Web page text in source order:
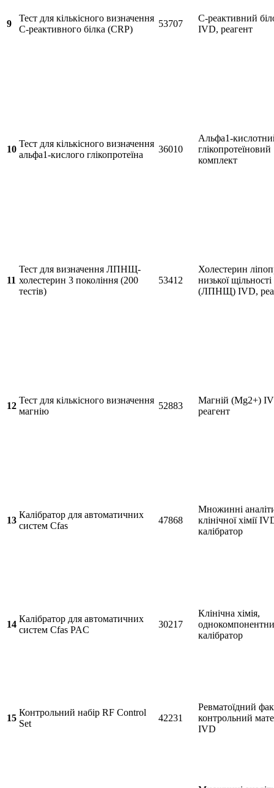
9
Тест для кількісного визначення
С-реактивного білка (CRP)
53707
C-реактивний
IVD, реагент
10
Тест для кількісного визначення
альфа1-кислого глікопротеїна
36010
Альфа1-
глікопротеїновий
комплект
11
Тест для визначення ЛПНЩ-
холестерин 3 покоління (200
тестів)
53412
Холестерин
низької щільності
(ЛПНЩ) IVD,
12
Тест для кількісного визначення
магнію
52883
Магній (Mg2+)
реагент
13
Калібратор для автоматичних
систем Cfas
47868
Множинні
клінічної хімії
калібратор
14
Калібратор для автоматичних
систем Cfas PAC
30217
Клінічна хімія,
калібратор
15
Контрольний набір RF Control
Set
42231
Ревматоїдний
контрольний
IVD